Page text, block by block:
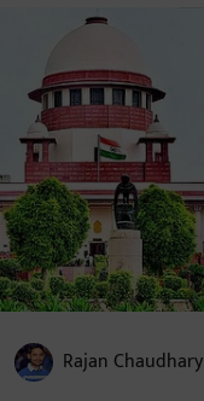
Rajan Chaudhary